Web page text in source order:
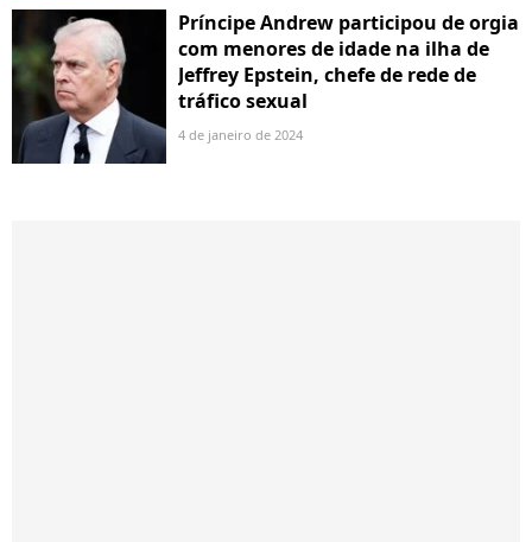
Príncipe Andrew participou de orgia
com menores de idade na ilha de
Jeffrey Epstein, chefe de rede de
tráfico sexual
4 de janeiro de 2024